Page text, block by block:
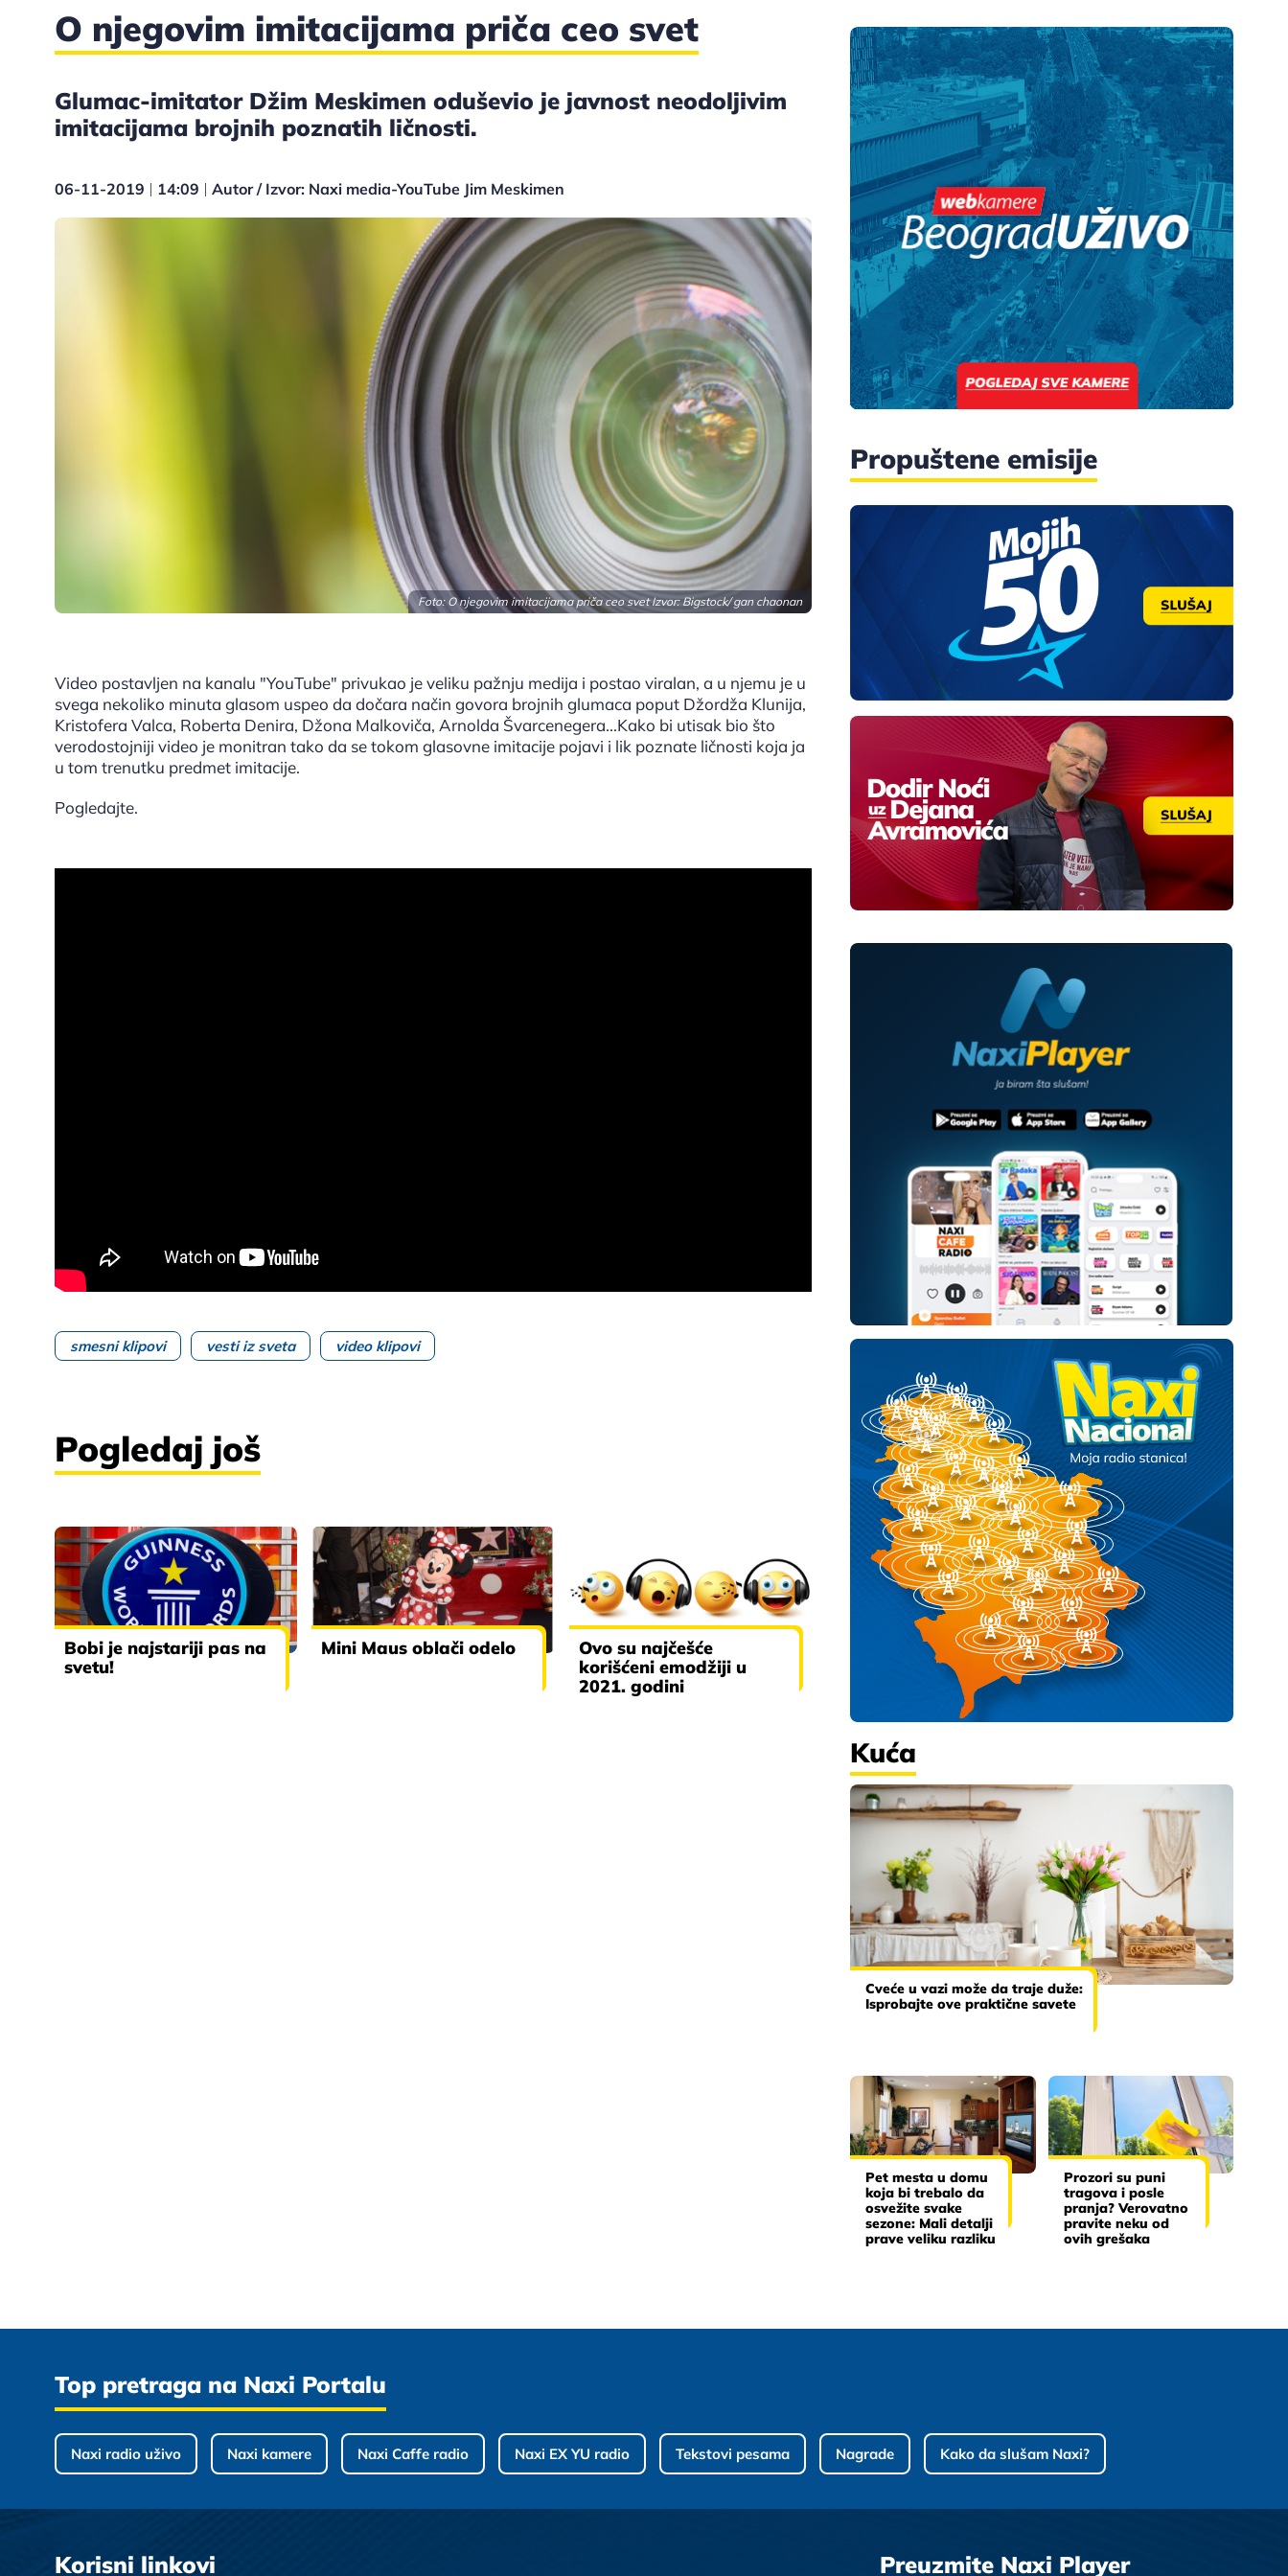
O njegovim imitacijama priča ceo svet
Glumac-imitator Džim Meskimen oduševio je javnost neodoljivim
imitacijama brojnih poznatih ličnosti.
06-11-2019 14:09 Autor / Izvor: Naxi media-YouTube Jim Meskimen
Foto: O njegovim imitacijama priča ceo svet Izvor:Bigstock/ gan chaonan
Video postavljen na kanalu "YouTube" privukao je veliku pažnju medija i postao viralan, a u njemu je u
svega nekoliko minuta glasom uspeo da dočara način govora brojnih glumaca poput Džordža Klunija,
Kristofera Valca, Roberta Denira, Džona Malkoviča, Arnolda Švarcenegera...Kako bi utisak bio što
verodostojniji video je monitran tako da se tokom glasovne imitacije pojavi i lik poznate ličnosti koja ja
u tom trenutku predmet imitacije.
Pogledajte.
smesni klipovi vesti iz sveta video klipovi
Pogledaj još
Bobi je najstariji pas na
svetu!
Mini Maus oblači odelo
Ovo su najčešće
korišćeni emodžiji u
2021. godini
Propuštene emisije
Kuća
Cveće u vazi može da traje duže:
Isprobajte ove praktične savete
Pet mesta u domu
koja bi trebalo da
osvežite svake
sezone: Mali detalji
prave veliku razliku
Prozori su puni
tragova i posle
pranja? Verovatno
pravite neku od
ovih grešaka
Top pretraga na Naxi Portalu
Naxi radio uživo Naxi kamere Naxi Caffe radio Naxi EX YU radio Tekstovi pesama Nagrade Kako da slušam Naxi?
Korisni linkovi Preuzmite Naxi Player